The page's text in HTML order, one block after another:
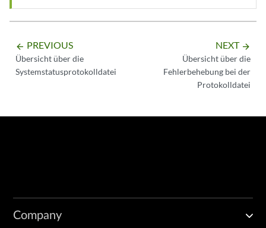
arrow_backward PREVIOUS
Übersicht über die
Systemstatusprotokolldatei
NEXT arrow_forward
Übersicht über die
Fehlerbehebung bei der
Protokolldatei
Company